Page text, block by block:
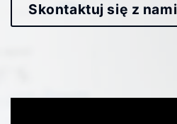
Skontaktuj się z nami